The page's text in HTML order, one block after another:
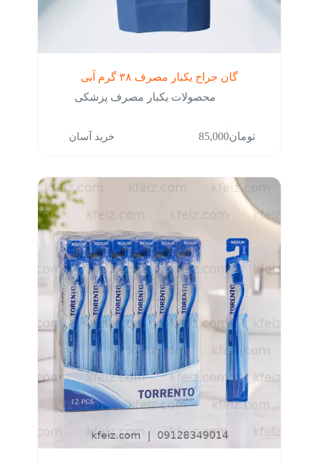
گان جراح یکبار مصرف ۳۸ گرم آبی
محصولات یکبار مصرف پزشکی
تومان85,000 خرید آسان